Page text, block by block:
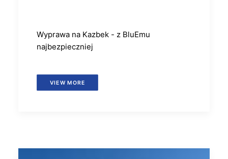
Wyprawa na Kazbek - z BluEmu
najbezpieczniej
VIEW MORE